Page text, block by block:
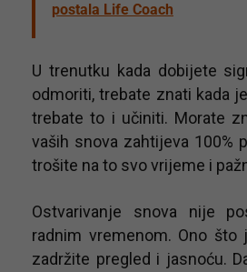
postala Life Coach
U trenutku kada dobijete
odmoriti, trebate znati kada
trebate to i učiniti. Morate
vaših snova zahtijeva 100%
trošite na to svo vrijeme i
Ostvarivanje snova nije
radnim vremenom. Ono što
zadržite pregled i jasnoću.